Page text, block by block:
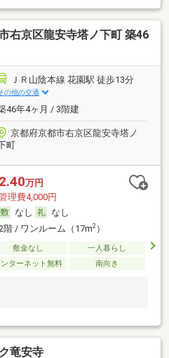
右京区龍安寺塔ノ下町 築46
ＪＲ山陰本線 花園駅 徒歩13分
の他の交通
46年4ヶ月 / 3階建
京都府京都市右京区龍安寺塔ノ
町
2.40万円
理費4,000円
なし
なし
階 / ワンルーム（17m2）
敷金なし
一人暮らし
ンターネット無料 南向き
竜安寺